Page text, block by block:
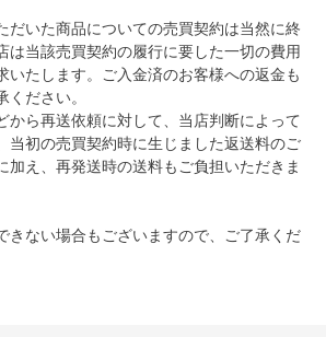
だいた商品についての売買契約は当然に終
は当該売買契約の履行に要した一切の費用
いたします。ご入金済のお客様への返金も
ください。
から再送依頼に対して、当店判断によって
当初の売買契約時に生じました返送料のご
加え、再発送時の送料もご負担いただきま
きない場合もございますので、ご了承くだ